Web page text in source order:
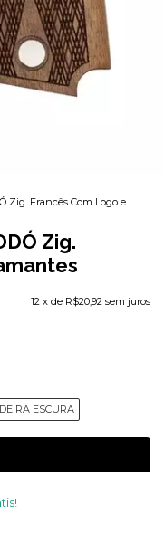
Zig. Francês Com Logo e
Zig.
12 x de R$20,92 sem juros
ESCURA